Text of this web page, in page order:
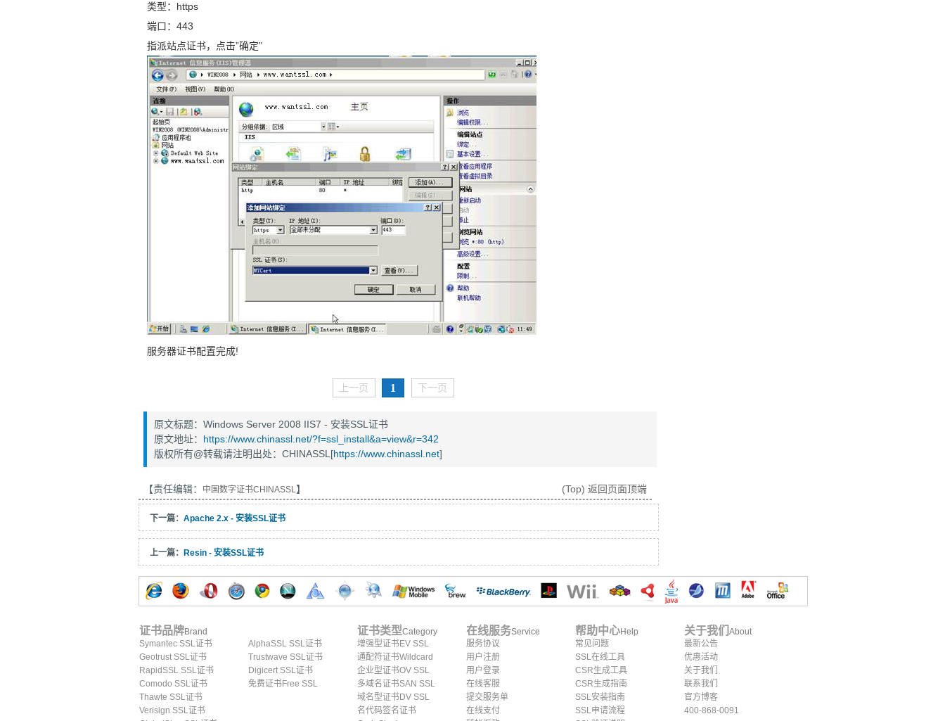
类型：https
端口：443
指派站点证书，点击”确定”
服务器证书配置完成!
上一页 1 下一页
原文标题：Windows Server 2008 IIS7 - 安装SSL证书
原文地址： https://www.chinassl.net/?f=ssl_install&a=view&r=342
版权所有@转载请注明出处：CHINASSL[https://www.chinassl.net]
【责任编辑： 中国数字证书CHINASSL】 (Top) 返回页面顶端
下一篇： Apache 2.x - 安装SSL证书
上一篇： Resin - 安装SSL证书
证书品牌Brand
Symantec SSL证书
Geotrust SSL证书
RapidSSL SSL证书
Comodo SSL证书
Thawte SSL证书
Verisign SSL证书
AlphaSSL SSL证书
Trustwave SSL证书
Digicert SSL证书
免费证书Free SSL
证书类型Category
增强型证书EV SSL
通配符证书Wildcard
企业型证书OV SSL
多域名证书SAN SSL
域名型证书DV SSL
名代码签名证书
在线服务Service
服务协议
用户注册
用户登录
在线客服
提交服务单
在线支付
帮助中心Help
常见问题
SSL在线工具
CSR生成工具
CSR生成指南
SSL安装指南
SSL申请流程
关于我们 About
最新公告
优惠活动
关于我们
联系我们
官方博客
400-868-0091